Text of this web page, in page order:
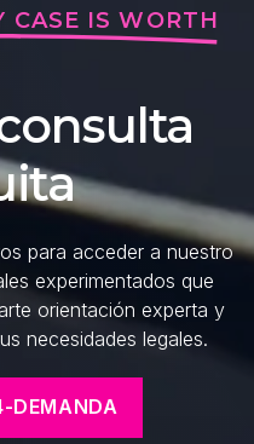
IS WORTH
para acceder a nuestro
experimentados que
orientación experta y
necesidades legales.
DEMANDA